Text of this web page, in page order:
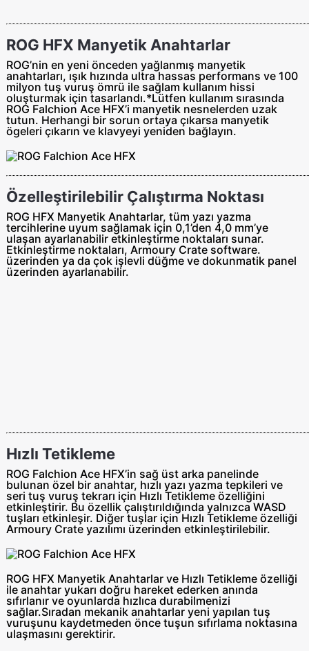
ROG HFX Manyetik Anahtarlar
ROG’nin en yeni önceden yağlanmış manyetik
anahtarları, ışık hızında ultra hassas performans ve 100
milyon tuş vuruş ömrü ile sağlam kullanım hissi
oluşturmak için tasarlandı.*Lütfen kullanım sırasında
ROG Falchion Ace HFX’i manyetik nesnelerden uzak
tutun. Herhangi bir sorun ortaya çıkarsa manyetik
ögeleri çıkarın ve klavyeyi yeniden bağlayın.
Özelleştirilebilir Çalıştırma Noktası
ROG HFX Manyetik Anahtarlar, tüm yazı yazma
tercihlerine uyum sağlamak için 0,1’den 4,0 mm’ye
ulaşan ayarlanabilir etkinleştirme noktaları sunar.
Etkinleştirme noktaları, Armoury Crate software.
üzerinden ya da çok işlevli düğme ve dokunmatik panel
üzerinden ayarlanabilir.
Hızlı Tetikleme
ROG Falchion Ace HFX’in sağ üst arka panelinde
bulunan özel bir anahtar, hızlı yazı yazma tepkileri ve
seri tuş vuruş tekrarı için Hızlı Tetikleme özelliğini
etkinleştirir. Bu özellik çalıştırıldığında yalnızca WASD
tuşları etkinleşir. Diğer tuşlar için Hızlı Tetikleme özelliği
Armoury Crate yazılımı üzerinden etkinleştirilebilir.
ROG HFX Manyetik Anahtarlar ve Hızlı Tetikleme özelliği
ile anahtar yukarı doğru hareket ederken anında
sıfırlanır ve oyunlarda hızlıca durabilmenizi
sağlar.Sıradan mekanik anahtarlar yeni yapılan tuş
vuruşunu kaydetmeden önce tuşun sıfırlama noktasına
ulaşmasını gerektirir.